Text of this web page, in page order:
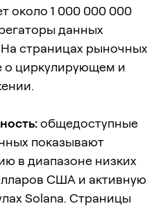
около 1 000 000 000
данных
страницах рыночных
о циркулирующем и
общедоступные
показывают
в диапазоне низких
США и активную
Solana. Страницы